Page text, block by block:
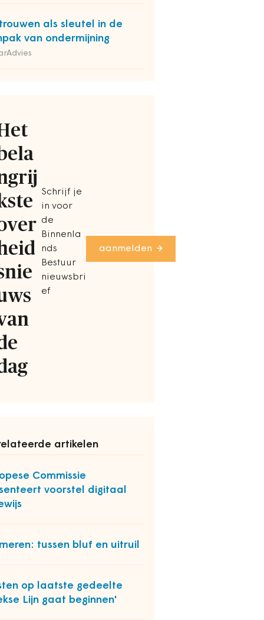
als sleutel in de
van ondermijning
Schrijf je
in voor
de
Binnenla
nds
Bestuur
nieuwsbri
ef
aanmelden
artikelen
Commissie
voorstel digitaal
tussen bluf en uitruil
op laatste gedeelte
Lijn gaat beginnen'